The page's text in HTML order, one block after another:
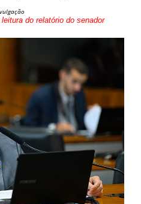
do relatório do senador